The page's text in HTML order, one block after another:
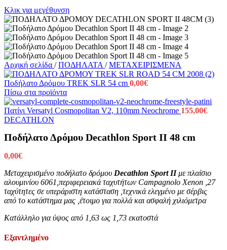
Κλικ για μεγέθυνση
Αρχική σελίδα / ΠΟΔΗΛΑΤΑ / ΜΕΤΑΧΕΙΡΙΣΜΕΝΑ
Ποδήλατο Δρόμου TREK SLR 54 cm 0,00€
Πίσω στα προϊόντα
Πατίνι Versatyl Cosmopolitan V2, 110mm Neochrome 155,00€
DECATHLON
Ποδήλατο Δρόμου Decathlon Sport II 48 cm
0,00€
Μεταχειρισμένο ποδήλατο δρόμου Decathlon Sport IIμε πλαίσιο
αλουμινίου 6061,περιφερειακά ταχυτήτων Campagnolo Xenon ,27
ταχύτητες σε υπεράριστη κατάσταση ,τεχνικά ελεγμένο με σέρβις
από το κατάστημα μας ,έτοιμο για πολλά και ασφαλή χιλιόμετρα
Κατάλληλο για ύψος από 1,63 ως 1,73 εκατοστά
Εξαντλημένο